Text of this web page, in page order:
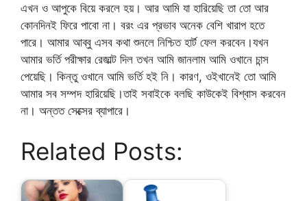
এখন ও আপুকে বিয়ে করলে হয়। আর আমি যা হারিয়েছি তা তো আর
কোনদিনই ফিরে পাবো না। বরং এর প্রভাব অনেক বেশি খারাপ হতে
পারে। আমার আব্বু এসব কথা শুনলে নিশ্চিত হার্ট ফেল করবেন।যখন
আমার ভর্তি পরীক্ষার রেজাল্ট দিল তখন আমি জানলাম আমি ওখানে চান্স
পেয়েছি। কিন্তু ওখানে আমি ভর্তি হই নি। কারণ, ওইখানেই তো আমি
আমার সব সম্পদ হারিয়েছি।তাই সবাইকে বলছি কাউকেই বিশ্বাস করবেন
না। অন্তত সেক্সের ব্যাপারে।
Related Posts: